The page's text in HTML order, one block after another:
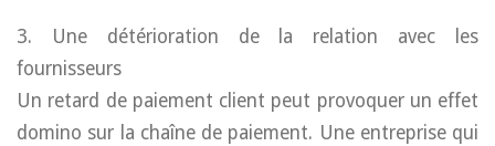
3. Une détérioration de la relation avec les
fournisseurs
Un retard de paiement client peut provoquer un effet
domino sur la chaîne de paiement. Une entreprise qui